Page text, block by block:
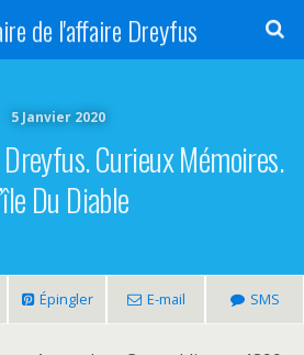
de l'affaire Dreyfus
5 Janvier 2020
Curieux Mémoires.
Du Diable
Épingler E-mail SMS